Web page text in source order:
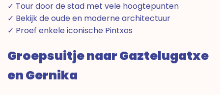
✓ Tour door de stad met vele hoogtepunten
✓ Bekijk de oude en moderne architectuur
✓ Proef enkele iconische Pintxos
Groepsuitje naar Gaztelugatxe
en Gernika